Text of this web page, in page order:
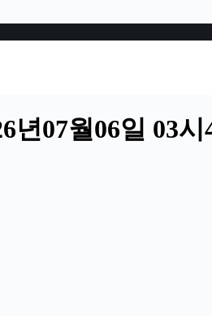
년07월06일 03시